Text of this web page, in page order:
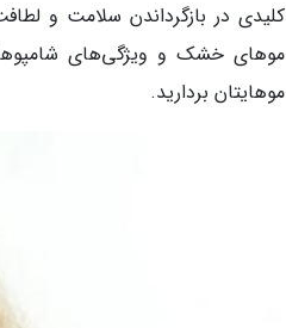
کلیدی در بازگرداندن سلامت و
موهای خشک و ویژگی‌های
موهایتان بردارید.